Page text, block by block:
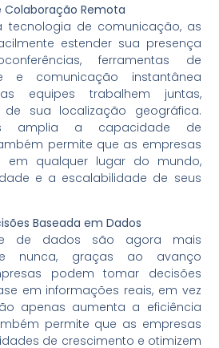
Remota
tecnologia de comunicação, as
estender sua presença
ferramentas de
e comunicação instantânea
equipes trabalhem juntas,
de sua localização geográfica.
amplia a capacidade de
permite que as empresas
em qualquer lugar do mundo,
e a escalabilidade de seus
Baseada em Dados
de dados são agora mais
nunca, graças ao avanço
podem tomar decisões
em informações reais, em vez
apenas aumenta a eficiência
permite que as empresas
de crescimento e otimizem